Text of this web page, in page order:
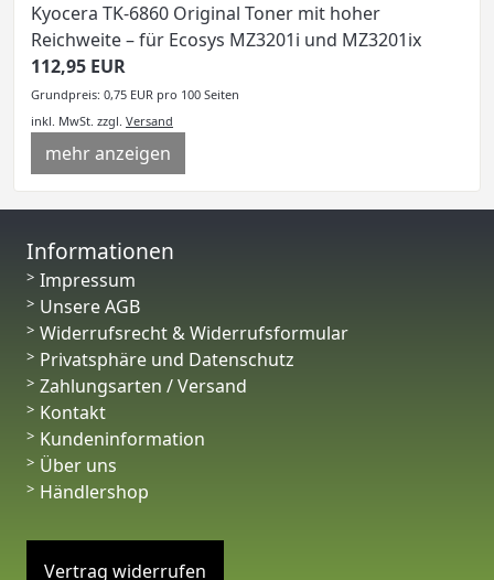
Kyocera TK-6860 Original Toner mit hoher
Reichweite – für Ecosys MZ3201i und MZ3201ix
112,95 EUR
Grundpreis: 0,75 EUR pro 100 Seiten
inkl. MwSt. zzgl. Versand
mehr anzeigen
Informationen
Impressum
Unsere AGB
Widerrufsrecht & Widerrufsformular
Privatsphäre und Datenschutz
Zahlungsarten / Versand
Kontakt
Kundeninformation
Über uns
Händlershop
Vertrag widerrufen